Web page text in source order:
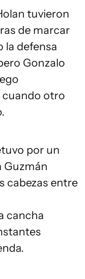
tuvieron
de marcar
la defensa
Gonzalo
cuando otro
por un
Guzmán
cabezas entre
cancha